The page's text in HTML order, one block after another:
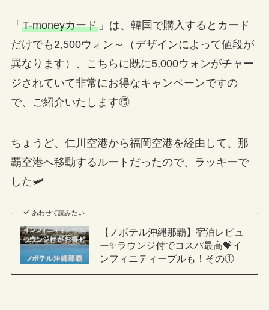
「 T-moneyカード」は、韓国で購入するとカード
だけでも2,500ウォン～（デザインによって値段が
異なります）、こちらに既に5,000ウォンがチャー
ジされていて非常にお得なキャンペーンですの
で、ご紹介いたします🉐
ちょうど、仁川空港から福岡空港を経由して、那
覇空港へ移動するルートだったので、ラッキーで
した🛩
あわせて読みたい
【ノボテル沖縄那覇】宿泊レビュ
ー✨ラウンジ付でコスパ最高💝イ
ンフィニティープルも！その①